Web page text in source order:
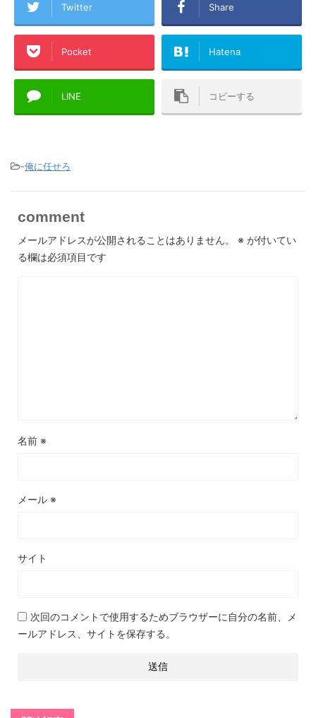
Twitter Share
Pocket Hatena
LINE コピーする
-俺に任せろ
comment
メールアドレスが公開されることはありません。 ※ が付いてい
る欄は必須項目です
名前 ※
メール ※
サイト
次回のコメントで使用するためブラウザーに自分の名前、メ
ールアドレス、サイトを保存する。